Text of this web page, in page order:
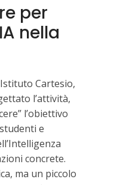
per
nella
Cartesio,
l’attività,
l’obiettivo
e
concrete.
ma un piccolo